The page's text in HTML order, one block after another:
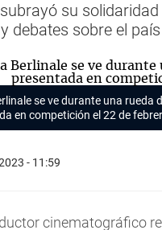
su
debates sobre el
se ve durante una rueda
en competición el 22 de
- 11:59
cinematográfico